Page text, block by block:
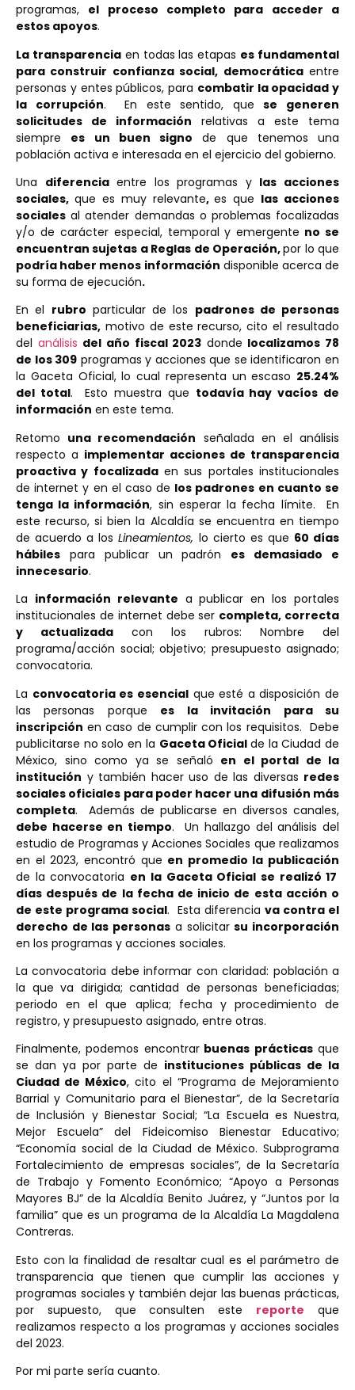
programas, el proceso completo para acceder a
estos apoyos.
La transparenciaen todas las etapas es fundamental
para construir confianza social, democráticaentre
personas y entes públicos, para combatir la opacidad y
la corrupción. En este sentido, quese generen
solicitudes de información relativas a este tema
siempre es un buen signo de que tenemos una
población activa e interesada en el ejercicio del gobierno.
Una diferenciaentre los programas y las acciones
sociales, que es muy relevante,es que las acciones
sociales al atender demandas o problemas focalizadas
y/o de carácter especial, temporal y emergente no se
encuentran sujetas a Reglas de Operación,por lo que
podría haber menos información disponible acerca de
su forma de ejecución.
En el rubro particular de los padrones de personas
beneficiarias, motivo de este recurso, cito el resultado
del análisis del año fiscal 2023 donde localizamos 78
de los 309 programas y acciones que se identificaron en
la Gaceta Oficial, lo cual representa un escaso 25.24%
del total. Esto muestra que todavía hay vacíos de
información en este tema.
Retomo una recomendación señalada en el análisis
respecto a implementar acciones de transparencia
proactiva y focalizadaen sus portales institucionales
de internet y en el caso de los padrones en cuanto se
tenga la información, sin esperar la fecha límite. En
este recurso, si bien la Alcaldía se encuentra en tiempo
de acuerdo a losLineamientos, lo cierto es que 60 días
hábiles para publicar un padrón es demasiado e
innecesario.
La información relevante a publicar en los portales
institucionales de internet debe ser completa, correcta
y actualizada con los rubros: Nombre del
programa/acción social; objetivo; presupuesto asignado;
convocatoria.
La convocatoria es esencialque esté a disposición de
las personas porque es la invitación para su
inscripción en caso de cumplir con los requisitos. Debe
publicitarse no solo en la Gaceta Oficial de la Ciudad de
México, sino como ya se señaló en el portal de la
institución y también hacer uso de las diversas redes
sociales oficiales para poder hacer una difusión más
completa. Además de publicarse en diversos canales,
debe hacerse en tiempo. Un hallazgo del análisis del
estudio de Programas y Acciones Sociales que realizamos
en el 2023, encontró que en promedio la publicación
de la convocatoria en la Gaceta Oficial se realizó 17
días después de la fecha de inicio de esta acción o
de este programa social. Esta diferencia va contra el
derecho de las personas a solicitarsu incorporación
en los programas y acciones sociales.
La convocatoria debe informar con claridad: población a
la que va dirigida; cantidad de personas beneficiadas;
periodo en el que aplica; fecha y procedimiento de
registro, y presupuesto asignado, entre otras.
Finalmente, podemos encontrarbuenas prácticasque
se dan ya por parte de instituciones públicas de la
Ciudad de México, cito el “Programa de Mejoramiento
Barrial y Comunitario para el Bienestar”, de la Secretaría
de Inclusión y Bienestar Social; “La Escuela es Nuestra,
Mejor Escuela” del Fideicomiso Bienestar Educativo;
“Economía social de la Ciudad de México. Subprograma
Fortalecimiento de empresas sociales”, de la Secretaría
de Trabajo y Fomento Económico; “Apoyo a Personas
Mayores BJ” de laAlcaldía Benito Juárez, y “Juntos por la
familia” que es un programa de la Alcaldía La Magdalena
Contreras.
Esto con la finalidad de resaltar cual es el parámetro de
transparencia que tienen que cumplir las acciones y
programas sociales y también dejar las buenas prácticas,
por supuesto, que consulten este reporte que
realizamos respecto a los programas y acciones sociales
del 2023.
Por mi parte sería cuanto.